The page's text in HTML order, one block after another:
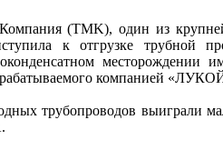
Компания (ТMK), один из
к отгрузке трубной
месторождении
компанией
трубопроводов выиграли